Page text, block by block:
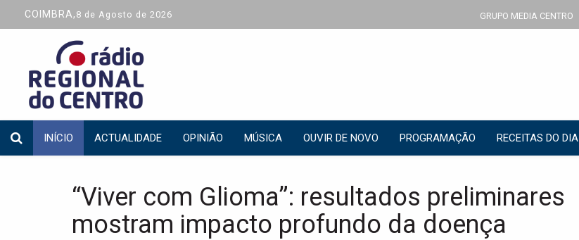
COIMBRA, 8 de Agosto de 2026 GRUPO MEDIA CENTRO
INÍCIO ACTUALIDADE OPINIÃO MÚSICA OUVIR DE NOVO PROGRAMAÇÃO RECEITAS DO DIA
“Viver com Glioma”: resultados preliminares
mostram impacto profundo da doença